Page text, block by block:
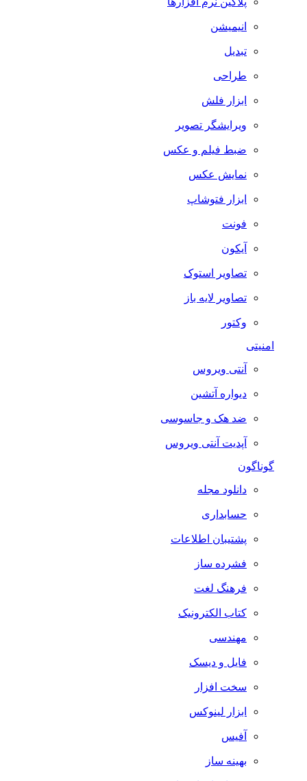
انیمیشن
تبدیل
طراحی
ابزار فلش
ویرایشگر تصویر
ضبط فيلم و عكس
نمایش عکس
ابزار فتوشاپ
فونت
آیکون
تصاویر استوک
تصاویر لایه باز
وکتور
امنیتی
آنتی ویروس
دیواره آتشین
ضد هک و جاسوسی
آپدیت آنتی ویروس
گوناگون
دانلود مجله
حسابداری
پشتیبان اطلاعات
فشرده ساز
فرهنگ لغت
کتاب الکترونیک
مهندسی
فایل و دیسک
سخت افزار
ابزار لینوکس
آفیس
بهینه ساز